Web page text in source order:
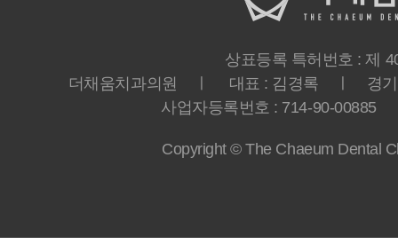
상표등록 특허번호 : 제
더채움치과의원 ㅣ 대표 : 김경록 ㅣ 경기
사업자등록번호 : 714-90-00885
Copyright © The Chaeum Dental